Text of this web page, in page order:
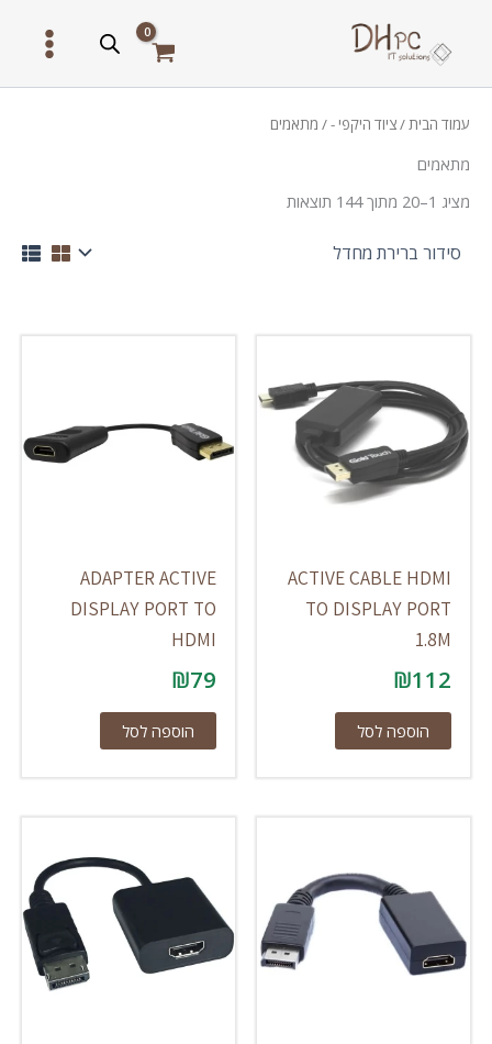
עמוד הבית/ציוד היקפי -/ מתאמים
מתאמים
מציג 1–20 מתוך 144 תוצאות
ACTIVE CABLE HDMI
TO DISPLAY PORT
1.8M
₪112
הוספה לסל
ADAPTER ACTIVE
DISPLAY PORT TO
HDMI
₪79
הוספה לסל